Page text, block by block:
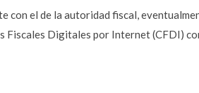
con el de la autoridad fiscal,
Fiscales Digitales por Internet (CFDI)